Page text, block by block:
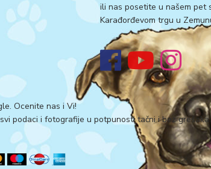
ili nas posetite u našem pet
Karađorđevom trgu u
Ocenite nas i Vi!
podaci i fotografije u potpunosti tačni i bez grešaka.